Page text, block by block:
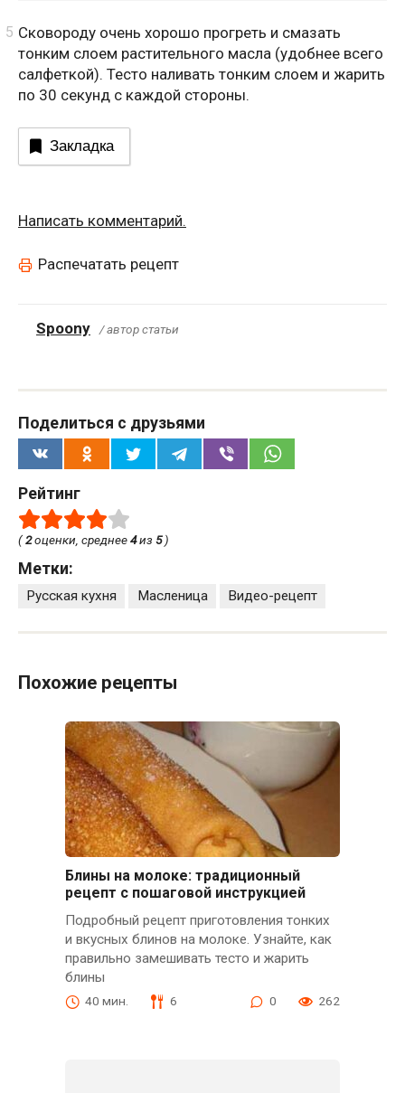
Сковороду очень хорошо прогреть и смазать
тонким слоем растительного масла (удобнее всего
салфеткой). Тесто наливать тонким слоем и жарить
по 30 секунд с каждой стороны.
Закладка
Написать комментарий.
Распечатать рецепт
Spoony / автор статьи
Поделиться с друзьями
Рейтинг
(2оценки, среднее4из 5)
Метки:
Русская кухня Масленица Видео-рецепт
Похожие рецепты
Блины на молоке: традиционный
рецепт с пошаговой инструкцией
Подробный рецепт приготовления тонких
и вкусных блинов на молоке. Узнайте, как
правильно замешивать тесто и жарить
блины
40 мин. 6 0 262